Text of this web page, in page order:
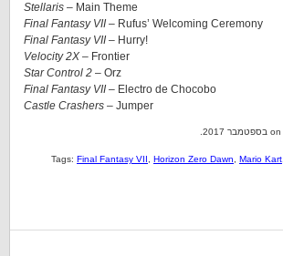
Stellaris – Main Theme
Final Fantasy VII – Rufus’ Welcoming Ceremony
Final Fantasy VII – Hurry!
Velocity 2X – Frontier
Star Control 2 – Orz
Final Fantasy VII – Electro de Chocobo
Castle Crashers – Jumper
Tags: Final Fantasy VII Horizon Zero Dawn Mario Kart